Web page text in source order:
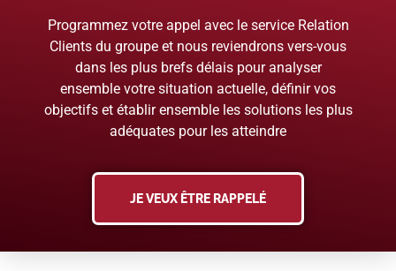
Programmez votre appel avec le service Relation
Clients du groupe et nous reviendrons vers-vous
dans les plus brefs délais pour analyser
ensemble votre situation actuelle, définir vos
objectifs et établir ensemble les solutions les plus
adéquates pour les atteindre
JE VEUX ÊTRE RAPPELÉ